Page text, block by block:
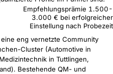
Empfehlungsprämie 1.500-
3.000 € bei erfolgreicher
Einstellung nach Probezeit
eng vernetzte Community
Cluster (Automotive in
in Tuttlingen,
Bestehende QM- und